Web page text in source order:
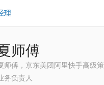
师傅
师傅，京东美团阿里快手高级策
务负责人